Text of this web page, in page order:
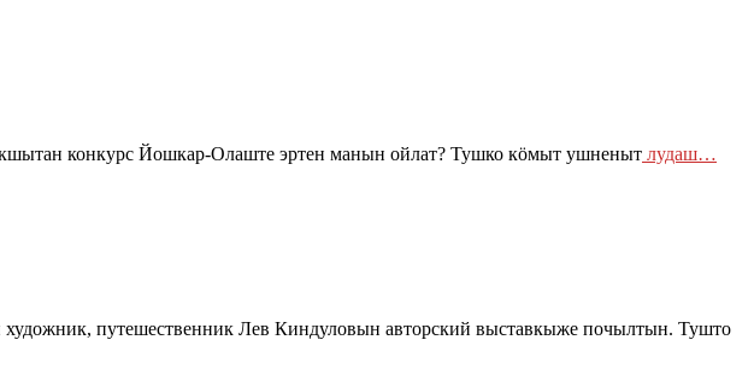
конкурс Йошкар-Олаште эртен манын ойлат? Тушко кӧмыт ушненыт лудаш…
путешественник Лев Киндуловын авторский выставкыже почылтын. Тушто